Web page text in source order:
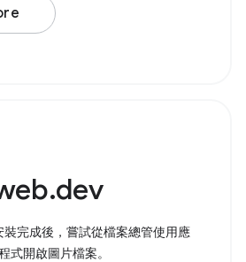
完成後，嘗試從檔案總管使用應
式開啟圖片檔案。